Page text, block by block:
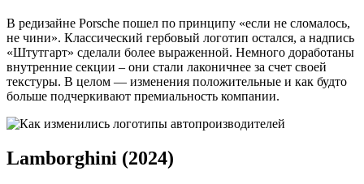
В редизайне Porsche пошел по принципу «если не сломалось,
не чини». Классический гербовый логотип остался, а надпись
«Штутгарт» сделали более выраженной. Немного доработаны
внутренние секции – они стали лаконичнее за счет своей
текстуры. В целом — изменения положительные и как будто
больше подчеркивают премиальность компании.
Lamborghini (2024)